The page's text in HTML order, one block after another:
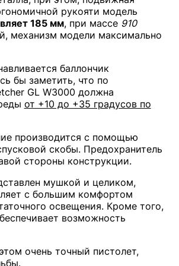
рукояти модель
185 мм, при массе 910
механизм модели максимально
баллончик
бы заметить, что по
GL W3000 должна
от +10 до +35 градусов по
производится с помощью
скобы. Предохранитель
стороны конструкции.
мушкой и целиком,
с большим комфортом
освещения. Кроме того,
возможность
очень точный пистолет,